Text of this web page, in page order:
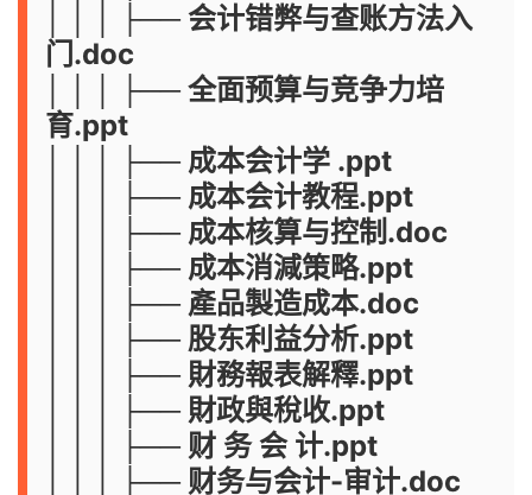
│ │ │ ├── 会计错弊与查账方法入
门.doc
│ │ │ ├── 全面预算与竞争力培
育.ppt
│ │ │ ├── 成本会计学 .ppt
│ │ │ ├── 成本会计教程.ppt
│ │ │ ├── 成本核算与控制.doc
│ │ │ ├── 成本消減策略.ppt
│ │ │ ├── 產品製造成本.doc
│ │ │ ├── 股东利益分析.ppt
│ │ │ ├── 財務報表解釋.ppt
│ │ │ ├── 財政與稅收.ppt
│ │ │ ├── 财 务 会 计.ppt
│ │ │ ├── 财务与会计-审计.doc